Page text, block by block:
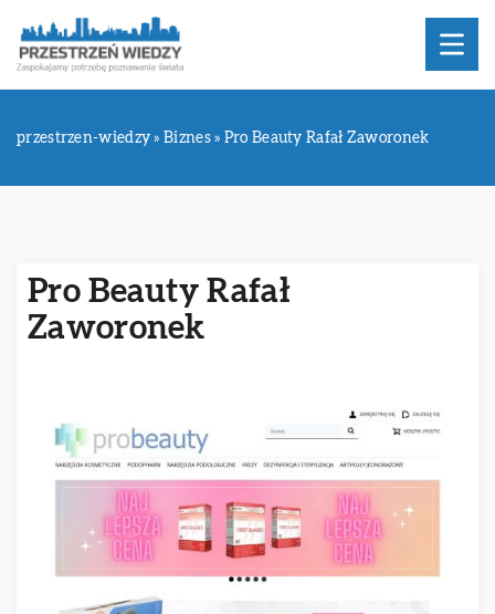
przestrzen-wiedzy »Biznes» Pro Beauty Rafał Zaworonek
Pro Beauty Rafał
Zaworonek